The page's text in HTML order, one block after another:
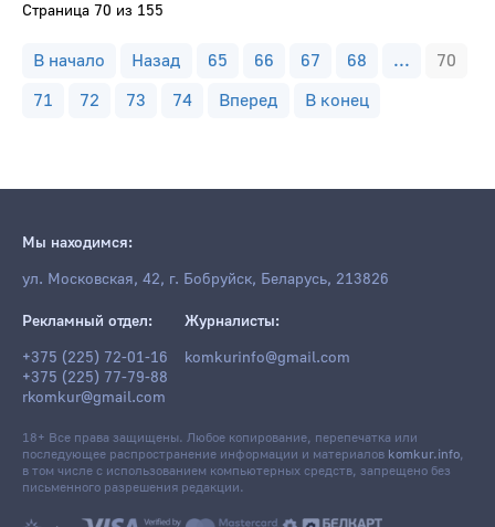
Страница 70 из 155
В начало Назад 65 66 67 68 ...
70
71
72 73 74 Вперед В конец
Мы находимся:
ул. Московская, 42, г. Бобруйск, Беларусь, 213826
Рекламный отдел:
+375 (225) 72-01-16
+375 (225) 77-79-88
rkomkur@gmail.com
Журналисты:
komkurinfo@gmail.com
18+ Все права защищены. Любое копирование, перепечатка или
последующее распространение информации и материалов komkur.info,
в том числе с использованием компьютерных средств, запрещено без
письменного разрешения редакции.